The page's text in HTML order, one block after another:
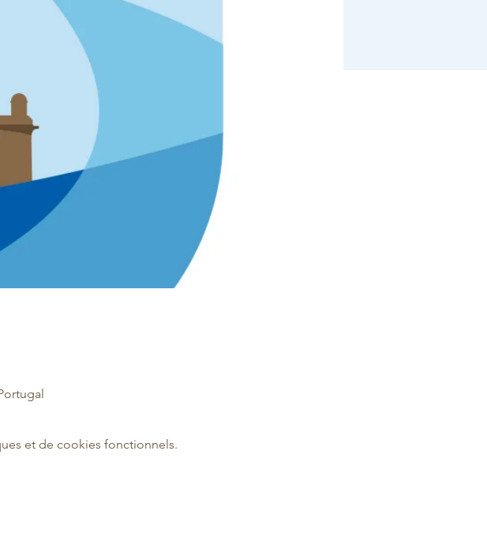
et de cookies fonctionnels.